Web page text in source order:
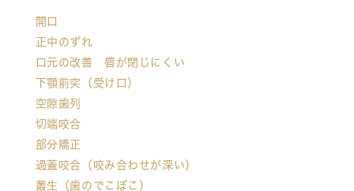
開口
正中のずれ
口元の改善 唇が閉じにくい
下顎前突（受け口）
空隙歯列
切端咬合
部分矯正
過蓋咬合（咬み合わせが深い）
叢生（歯のでこぼこ）